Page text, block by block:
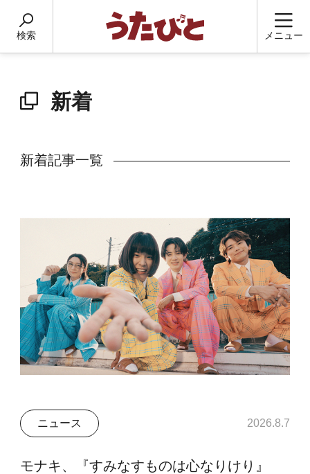
検索 メニュー
新着
新着記事一覧
ニュース 2026.8.7
モナキ、『すみなすものは心なりけり』